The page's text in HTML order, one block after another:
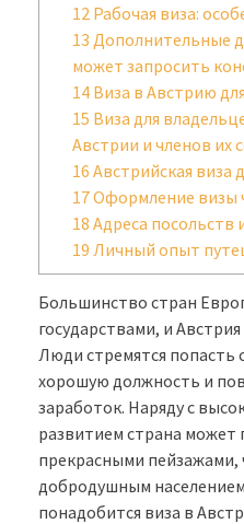
12 Рабочая виза:
13 Дополнительные
может запросить
14 Виза в Австрию
15 Виза для
Австрии и членов их
16 Австрийская виза
17Оформление визы
18 Адреса посольств
19 Личный опыт
Большинство стран
государствами, и
Люди стремятся попасть
хорошую должность и
заработок. Наряду с
развитием страна может
прекрасными пейзажами,
добродушным
понадобится виза в